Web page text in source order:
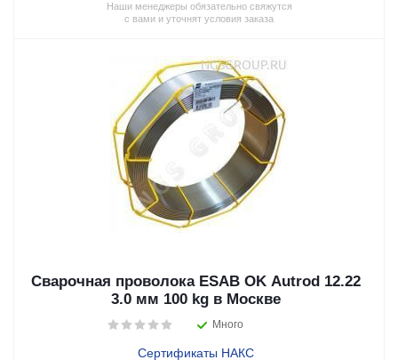
Наши менеджеры обязательно свяжутся
с вами и уточнят условия заказа
Сварочная проволока ESAB OK Autrod 12.22
3.0 мм 100 kg в Москве
Много
Сертификаты НАКС